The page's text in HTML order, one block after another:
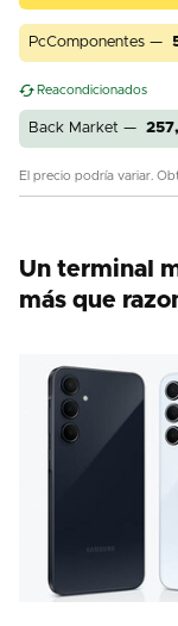
PcComponentes —
Reacondicionados
Back Market —
El precio podría variar.
Un terminal
más que